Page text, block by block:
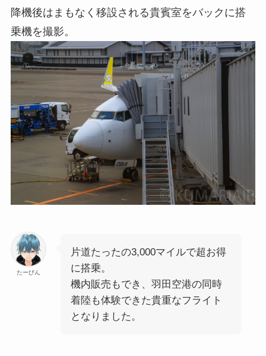
降機後はまもなく移設される貴賓室をバックに搭
乗機を撮影。
たーびん
片道たったの3,000マイルで超お得
に搭乗。
機内販売もでき、羽田空港の同時
着陸も体験できた貴重なフライト
となりました。